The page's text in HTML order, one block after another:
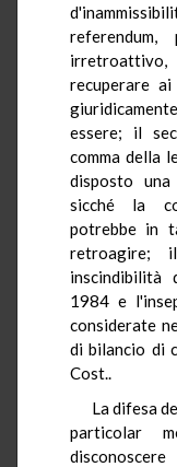
recuperare
essere; il
comma della
disposto
sicché la
potrebbe in
retroagire;
inscindibilità
1984 e
considerate
di bilancio di
Cost..
La difesa
particolar